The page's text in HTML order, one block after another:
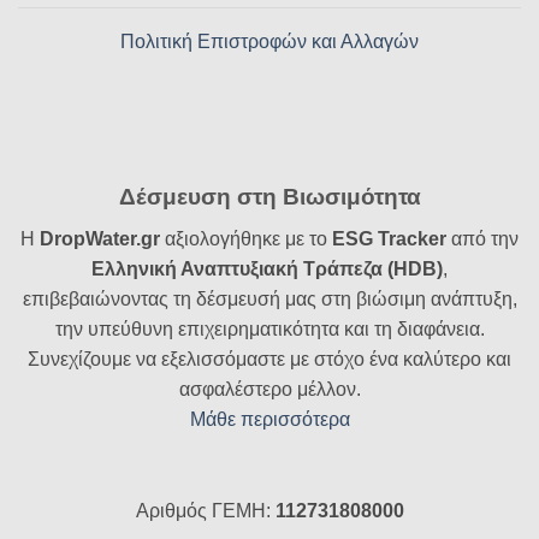
Πολιτική Επιστροφών και Αλλαγών
Δέσμευση στη Βιωσιμότητα
Η DropWater.gr αξιολογήθηκε με το ESG Tracker από την
Ελληνική Αναπτυξιακή Τράπεζα (HDB),
επιβεβαιώνοντας τη δέσμευσή μας στη βιώσιμη ανάπτυξη,
την υπεύθυνη επιχειρηματικότητα και τη διαφάνεια.
Συνεχίζουμε να εξελισσόμαστε με στόχο ένα καλύτερο και
ασφαλέστερο μέλλον.
Μάθε περισσότερα
Αριθμός ΓΕΜΗ: 112731808000